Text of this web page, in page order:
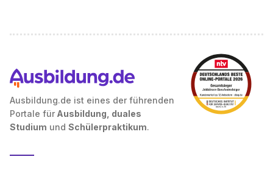
Ausbildung.de ist eines der führenden
Portale für Ausbildung, duales
Studium und Schülerpraktikum.